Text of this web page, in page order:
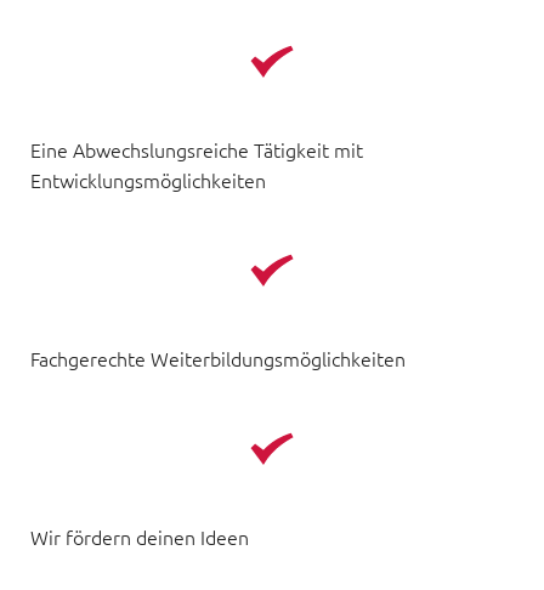
Eine Abwechslungsreiche Tätigkeit mit
Entwicklungsmöglichkeiten
Fachgerechte Weiterbildungsmöglichkeiten
Wir fördern deinen Ideen